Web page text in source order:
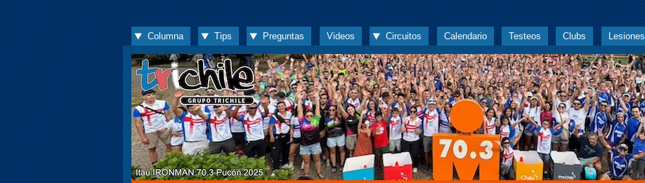
Columna Tips Preguntas Videos Circuitos Calendario Testeos Clubs Lesiones